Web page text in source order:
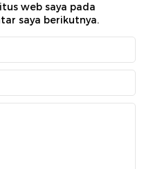
web saya pada
saya berikutnya.